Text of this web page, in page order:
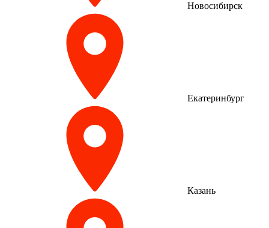
Новосибирск
Екатеринбург
Казань